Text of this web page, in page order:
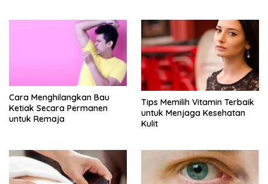
Cara Menghilangkan Bau
Ketiak Secara Permanen
untuk Remaja
Tips Memilih Vitamin Terbaik
untuk Menjaga Kesehatan
Kulit